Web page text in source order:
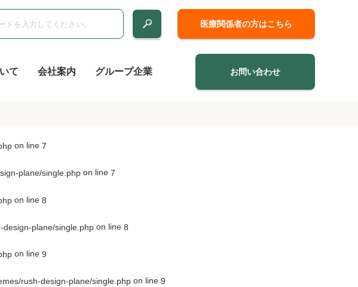
医療関係者の方はこちら
て 会社案内 グループ企業 お問い合わせ
on line 7
plane/single.php on line 7
on line 8
design-plane/single.php on line 8
on line 9
rush-design-plane/single.php on line 9